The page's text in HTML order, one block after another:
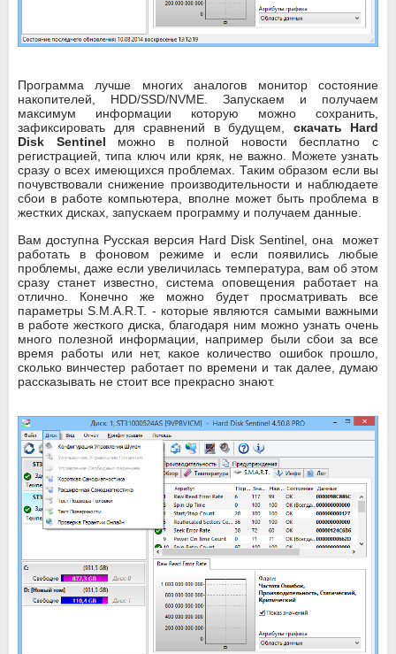
Программа лучше многих аналогов монитор состояние
накопителей, HDD/SSD/NVME. Запускаем и получаем
максимум информации которую можно сохранить,
зафиксировать для сравнений в будущем, скачать Hard
Disk Sentinel можно в полной новости бесплатно с
регистрацией, типа ключ или кряк, не важно. Можете узнать
сразу о всех имеющихся проблемах. Таким образом если вы
почувствовали снижение производительности и наблюдаете
сбои в работе компьютера, вполне может быть проблема в
жестких дисках, запускаем программу и получаем данные.
Вам доступна Русская версия Hard Disk Sentinel, она может
работать в фоновом режиме и если появились любые
проблемы, даже если увеличилась температура, вам об этом
сразу станет известно, система оповещения работает на
отлично. Конечно же можно будет просматривать все
параметры S.M.A.R.T. - которые являются самыми важными
в работе жесткого диска, благодаря ним можно узнать очень
много полезной информации, например были сбои за все
время работы или нет, какое количество ошибок прошло,
сколько винчестер работает по времени и так далее, думаю
рассказывать не стоит все прекрасно знают.